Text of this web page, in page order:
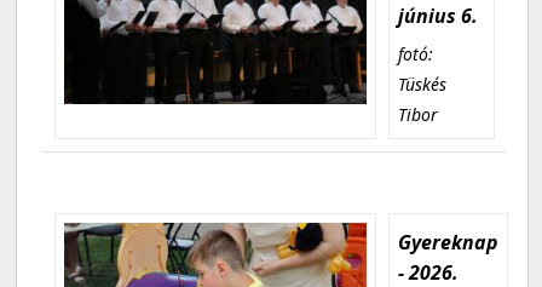
június 6.
fotó:
Tüskés
Tibor
Gyereknap
- 2026.